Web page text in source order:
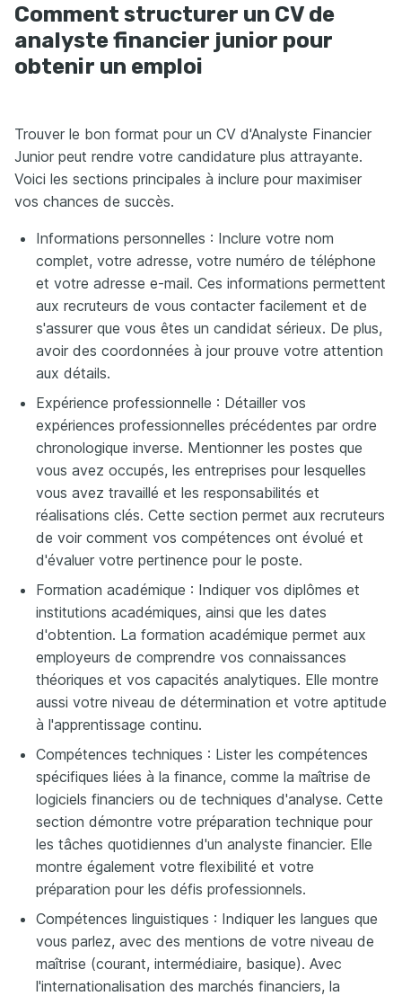
Comment structurer un CV de
analyste financier junior pour
obtenir un emploi
Trouver le bon format pour un CV d'Analyste Financier
Junior peut rendre votre candidature plus attrayante.
Voici les sections principales à inclure pour maximiser
vos chances de succès.
Informations personnelles : Inclure votre nom
complet, votre adresse, votre numéro de téléphone
et votre adresse e-mail. Ces informations permettent
aux recruteurs de vous contacter facilement et de
s'assurer que vous êtes un candidat sérieux. De plus,
avoir des coordonnées à jour prouve votre attention
aux détails.
Expérience professionnelle : Détailler vos
expériences professionnelles précédentes par ordre
chronologique inverse. Mentionner les postes que
vous avez occupés, les entreprises pour lesquelles
vous avez travaillé et les responsabilités et
réalisations clés. Cette section permet aux recruteurs
de voir comment vos compétences ont évolué et
d'évaluer votre pertinence pour le poste.
Formation académique : Indiquer vos diplômes et
institutions académiques, ainsi que les dates
d'obtention. La formation académique permet aux
employeurs de comprendre vos connaissances
théoriques et vos capacités analytiques. Elle montre
aussi votre niveau de détermination et votre aptitude
à l'apprentissage continu.
Compétences techniques : Lister les compétences
spécifiques liées à la finance, comme la maîtrise de
logiciels financiers ou de techniques d'analyse. Cette
section démontre votre préparation technique pour
les tâches quotidiennes d'un analyste financier. Elle
montre également votre flexibilité et votre
préparation pour les défis professionnels.
Compétences linguistiques : Indiquer les langues que
vous parlez, avec des mentions de votre niveau de
maîtrise (courant, intermédiaire, basique). Avec
l'internationalisation des marchés financiers, la